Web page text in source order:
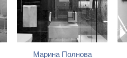
Марина Полнова